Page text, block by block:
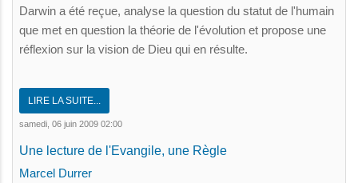
Darwin a été reçue, analyse la question du statut de l'humain
que met en question la théorie de l'évolution et propose une
réflexion sur la vision de Dieu qui en résulte.
LIRE LA SUITE...
samedi, 06 juin 2009 02:00
Une lecture de l'Evangile, une Règle
Marcel Durrer